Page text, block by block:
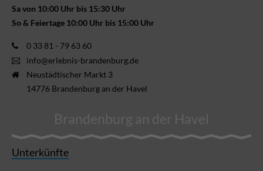
Sa von 10:00 Uhr bis 15:30 Uhr
So & Feiertage 10:00 Uhr bis 15:00 Uhr
0 33 81 - 79 63 60
info@erlebnis-brandenburg.de
Neustädtischer Markt 3
14776 Brandenburg an der Havel
Brandenburg an der Havel
Unterkünfte